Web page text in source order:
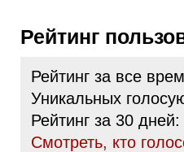
Рейтинг
Рейтинг за все
Уникальных
Рейтинг за 30 дней:
Cмотреть, кто